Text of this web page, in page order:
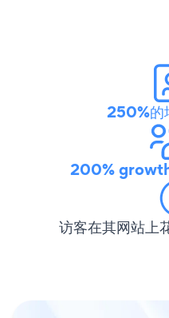
250%的
200%
访客在其网站上